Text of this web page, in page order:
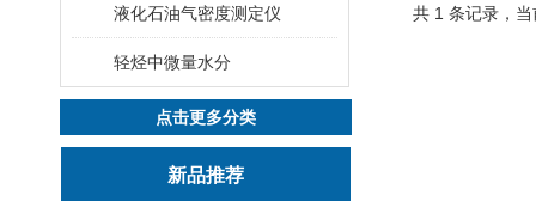
液化石油气密度测定仪
轻烃中微量水分
点击更多分类
新品推荐
共 1 条记录，